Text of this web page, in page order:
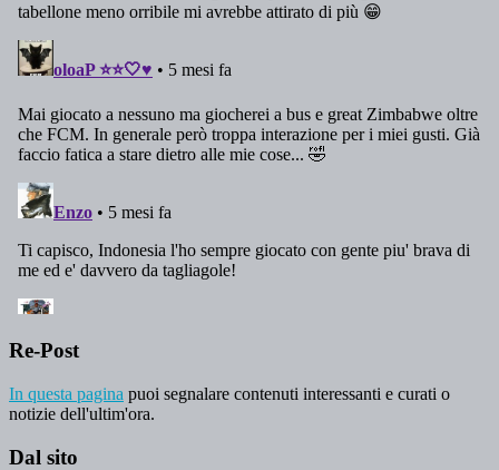
Re-Post
In questa pagina puoi segnalare contenuti interessanti e curati o
notizie dell'ultim'ora.
Dal sito